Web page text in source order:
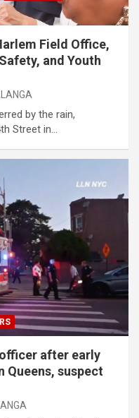
Field Office,
and Youth
by the rain,
Street in…
after early
Queens, suspect